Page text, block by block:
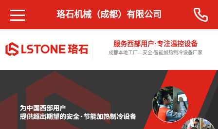
服务西部用户·专注温控设备
成都本地工厂—安全·智能加热制冷设备厂家
珞石机械（成都）有限公司